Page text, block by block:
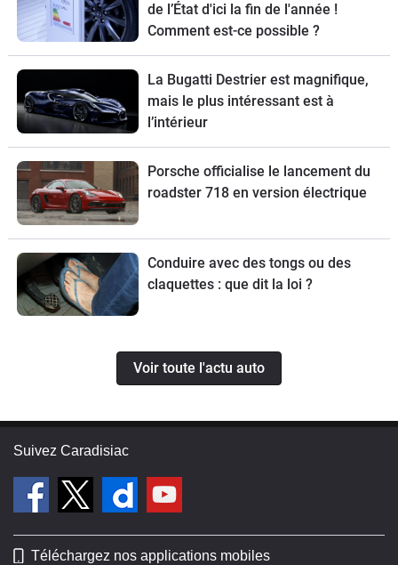
de l’État d'ici la fin de l'année !
Comment est-ce possible ?
La Bugatti Destrier est magnifique,
mais le plus intéressant est à
l’intérieur
Porsche officialise le lancement du
roadster 718 en version électrique
Conduire avec des tongs ou des
claquettes : que dit la loi ?
Voir toute l'actu auto
Suivez Caradisiac
Téléchargez nos applications mobiles